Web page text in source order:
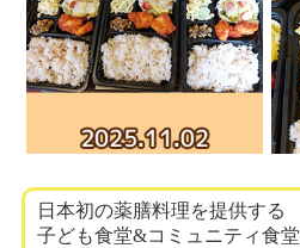
日本初の薬膳料理を提供する
子ども食堂&コミュニティ食堂